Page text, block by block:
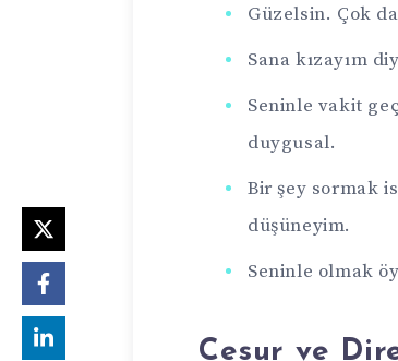
Güzelsin. Çok
Sana kızayım
Seninle vakit
duygusal.
Bir şey sormak
düşüneyim.
Seninle olmak
Cesur ve